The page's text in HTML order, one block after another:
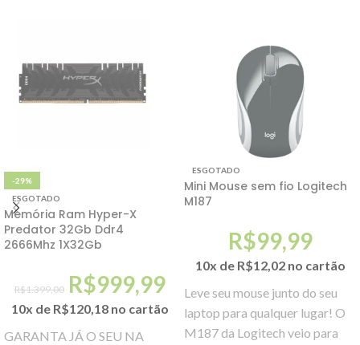
-29%
ESGOTADO
Memória Ram Hyper-X
Predator 32Gb Ddr4
2666Mhz 1X32Gb
R$1.399,00 R$999,99
10x de R$120,18 no cartão
GARANTA JÁ O SEU NA
ESGOTADO
Mini Mouse sem fio Logitech
M187
R$99,99
10x de R$12,02 no cartão
Leve seu mouse junto do seu
laptop para qualquer lugar! O
M187 da Logitech veio para